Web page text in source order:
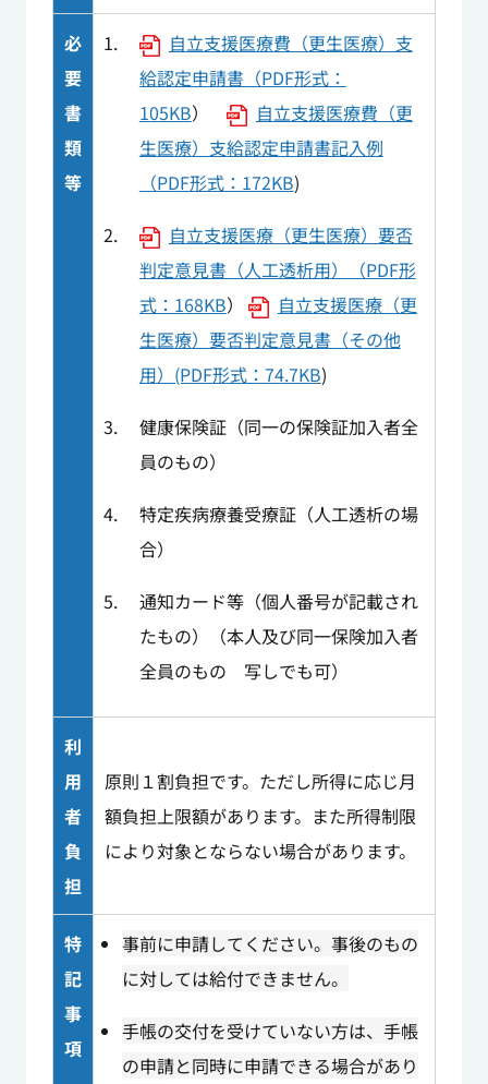
必
要
書
類
等
自立支援医療費（更生医療）支
給認定申請書（PDF形式：
105KB）
自立支援医療費（更
生医療）支給認定申請書記入例
（PDF形式：172KB)
自立支援医療（更生医療）要否
判定意見書（人工透析用）（PDF形
式：168KB）
自立支援医療（更
生医療）要否判定意見書（その他
用）(PDF形式：74.7KB)
健康保険証（同一の保険証加入者全
員のもの）
特定疾病療養受療証（人工透析の場
合）
通知カード等（個人番号が記載され
たもの）（本人及び同一保険加入者
全員のもの 写しでも可）
利
用
者
負
担
原則１割負担です。ただし所得に応じ月
額負担上限額があります。また所得制限
により対象とならない場合があります。
特
記
事
項
事前に申請してください。事後のもの
に対しては給付できません。
手帳の交付を受けていない方は、手帳
の申請と同時に申請できる場合があり